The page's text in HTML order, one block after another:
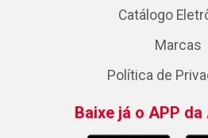
Catálogo
Marcas
Política de
Baixe já o APP